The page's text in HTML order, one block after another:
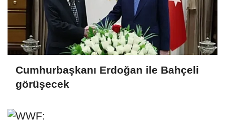
Cumhurbaşkanı Erdoğan ile Bahçeli
görüşecek